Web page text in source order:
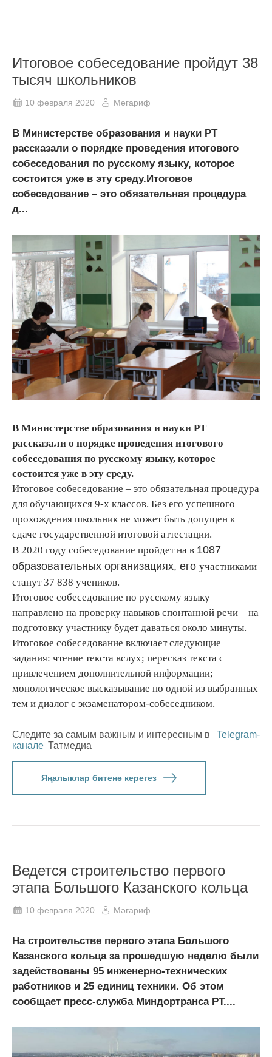
Итоговое собеседование пройдут 38
тысяч школьников
10 февраля 2020 Мәгариф
В Министерстве образования и науки РТ
рассказали о порядке проведения итогового
собеседования по русскому языку, которое
состоится уже в эту среду.Итоговое
собеседование – это обязательная процедура
д...
В Министерстве образования и науки РТ
рассказали о порядке проведения итогового
собеседования по русскому языку, которое
состоится уже в эту среду.
Итоговое собеседование – это обязательная процедура
для обучающихся 9-х классов. Без его успешного
прохождения школьник не может быть допущен к
сдаче государственной итоговой аттестации.
В 2020 году собеседование пройдет на в 1087
образовательных организациях, его участниками
станут 37 838 учеников.
Итоговое собеседование по русскому языку
направлено на проверку навыков спонтанной речи – на
подготовку участнику будет даваться около минуты.
Итоговое собеседование включает следующие
задания: чтение текста вслух; пересказ текста с
привлечением дополнительной информации;
монологическое высказывание по одной из выбранных
тем и диалог с экзаменатором-собеседником.
Следите за самым важным и интересным в
Telegram-
канале Татмедиа
Яңалыклар битенә керегез
Ведется строительство первого
этапа Большого Казанского кольца
10 февраля 2020 Мәгариф
На строительстве первого этапа Большого
Казанского кольца за прошедшую неделю были
задействованы 95 инженерно-технических
работников и 25 единиц техники. Об этом
сообщает пресс-служба Миндортранса РТ....